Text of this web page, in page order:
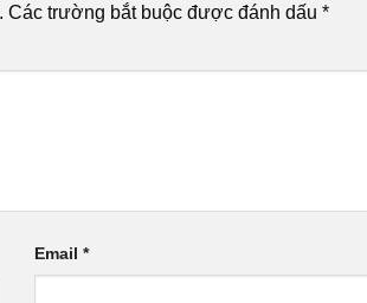
Các trường bắt buộc được đánh dấu *
Email*